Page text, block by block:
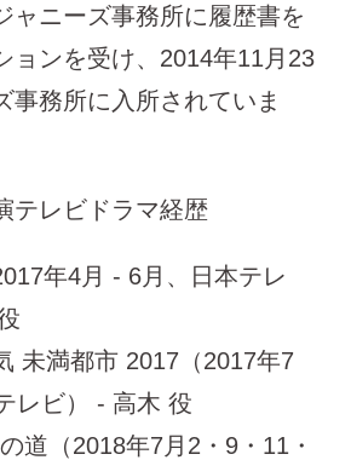
ャニーズ事務所に履歴書を
ョンを受け、2014年11月23
事務所に入所されていま
テレビドラマ経歴
年4月 - 6月、日本テレ
未満都市 2017（2017年7
レビ） - 高木 役
道（2018年7月2・9・11・